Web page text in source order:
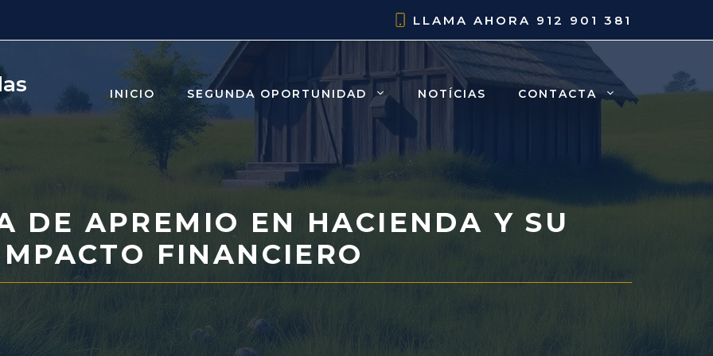
LLAMA AHORA 912 901 381
INICIO SEGUNDA OPORTUNIDAD NOTÍCIAS CONTACTA
DE APREMIO EN HACIENDA Y SU
FINANCIERO